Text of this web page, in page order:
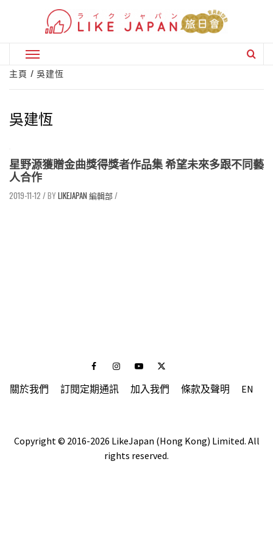
Primary
Menu
主頁 吳建恆
吳建恆
星野源獲贈金曲獎得獎者作品集 希望未來多跟不同藝
人合作
2019-11-12 / LIKEJAPAN 編輯部/
FacebookInstagramYoutubeTwitter
關於我們 訂閱定期通訊 加入我們 條款及聲明 EN
Copyright © 2016-2026 LikeJapan (Hong Kong) Limited. All
rights reserved.